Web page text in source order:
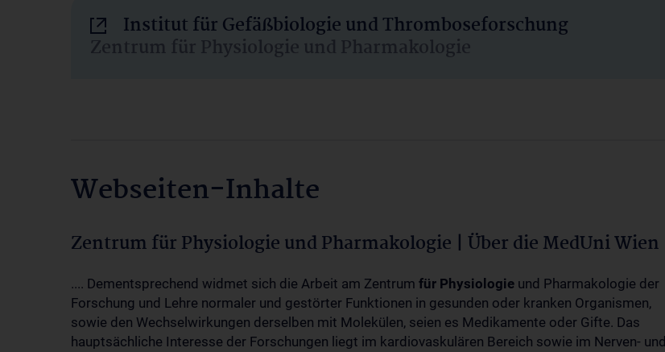
Institut für Gefäßbiologie und Thromboseforschung
Zentrum für Physiologie und Pharmakologie
Webseiten-Inhalte
Zentrum für Physiologie und Pharmakologie | Über die MedUni Wien
.... Dementsprechend widmet sich die Arbeit am Zentrum für Physiologie und Pharmakologie der
Forschung und Lehre normaler und gestörter Funktionen in gesunden oder kranken Organismen,
sowie den Wechselwirkungen derselben mit Molekülen, seien es Medikamente oder Gifte. Das
hauptsächliche Interesse der Forschungen liegt im kardiovaskulären Bereich sowie im Nerven- und